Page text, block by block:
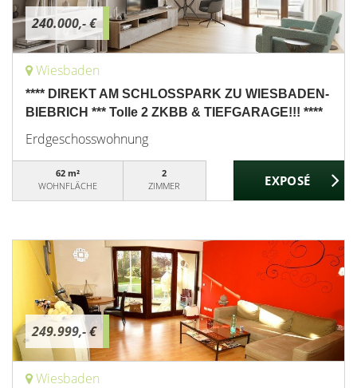
240.000,- €
Wiesbaden
**** DIREKT AM SCHLOSSPARK ZU WIESBADEN-
BIEBRICH *** Tolle 2 ZKBB & TIEFGARAGE!!! ****
Erdgeschosswohnung
62 m²
WOHNFLÄCHE
2
ZIMMER
249.999,- €
Wiesbaden